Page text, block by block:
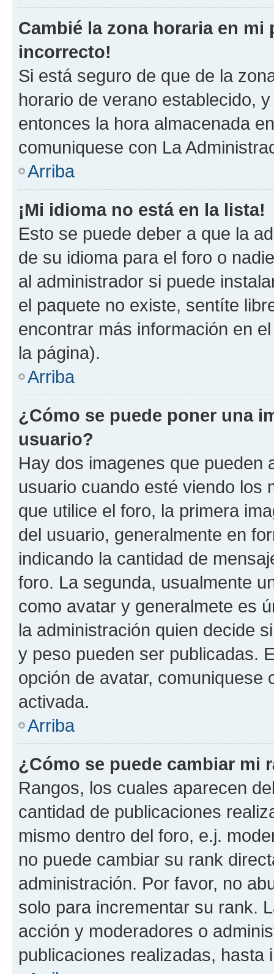
Cambié la zona horaria en
incorrecto!
Si está seguro de que de la
horario de verano establecido,
entonces la hora almacenada
comuniquese con La
Arriba
¡Mi idioma no está en la lista!
Esto se puede deber a que la
de su idioma para el foro o
al administrador si puede
el paquete no existe, sentíte
encontrar más información en
la página).
Arriba
¿Cómo se puede poner una
usuario?
Hay dos imagenes que pueden
usuario cuando esté viendo los
que utilice el foro, la primera
del usuario, generalmente en
indicando la cantidad de
foro. La segunda, usualmente
como avatar y generalmete es
la administración quien decide
y peso pueden ser publicadas.
opción de avatar, comuniquese
activada.
Arriba
¿Cómo se puede cambiar mi
Rangos, los cuales aparecen
cantidad de publicaciones
mismo dentro del foro, e.j.
no puede cambiar su rank
administración. Por favor, no
solo para incrementar su rank.
acción y moderadores o
publicaciones realizadas, hasta